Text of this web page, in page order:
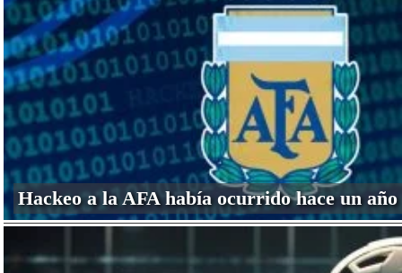
Hackeo a la AFA había ocurrido hace un año